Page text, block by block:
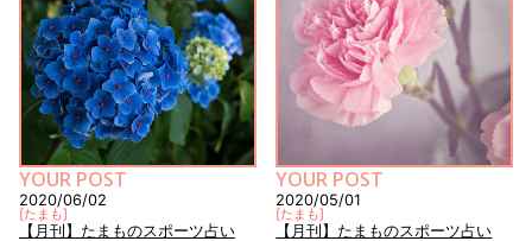
YOUR POST
2020/06/02
[たまも]
【月刊】たまものスポーツ占い
YOUR POST
2020/05/01
[たまも]
【月刊】たまものスポーツ占い